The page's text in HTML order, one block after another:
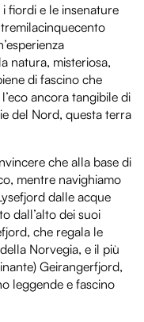
fiordi e le insenature
natura, misteriosa,
di fascino che
ancora tangibile di
del Nord, questa terra
che alla base di
mentre navighiamo
dalle acque
dall’alto dei suoi
che regala le
Norvegia, e il più
Geirangerfjord,
leggende e fascino